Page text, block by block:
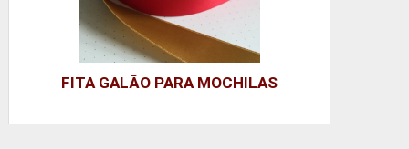
FITA GALÃO PARA MOCHILAS